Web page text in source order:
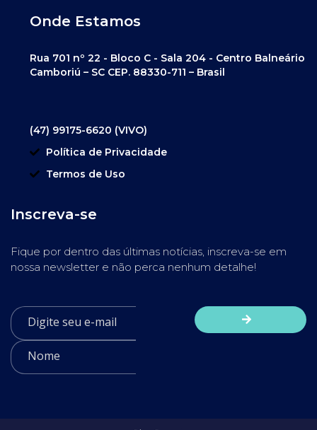
Onde Estamos
Rua 701 nº 22 - Bloco C - Sala 204 - Centro Balneário
Camboriú – SC CEP. 88330-711 – Brasil
(47) 99175-6620 (VIVO)
Política de Privacidade
Termos de Uso
Inscreva-se
Fique por dentro das últimas notícias, inscreva-se em
nossa newsletter e não perca nenhum detalhe!